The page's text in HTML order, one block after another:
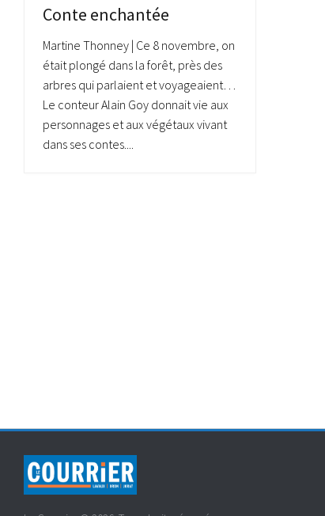
Conte enchantée
Martine Thonney | Ce 8 novembre, on
était plongé dans la forêt, près des
arbres qui parlaient et voyageaient…
Le conteur Alain Goy donnait vie aux
personnages et aux végétaux vivant
dans ses contes....